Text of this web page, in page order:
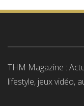
THM Magazine :
lifestyle, jeux vidéo,